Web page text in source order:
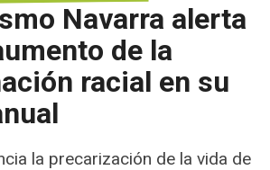
Navarra alerta
de la
racial en su
la precarización de la vida de